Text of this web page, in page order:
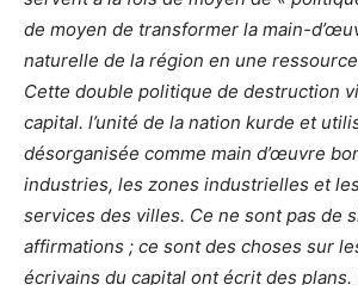
de moyen de transformer la main-
naturelle de la région en une
Cette double politique de destruction
capital. l’unité de la nation kurde et
désorganisée comme main d’œuvre
industries, les zones industrielles et
services des villes. Ce ne sont pas de
affirmations ; ce sont des choses sur
écrivains du capital ont écrit des plans.